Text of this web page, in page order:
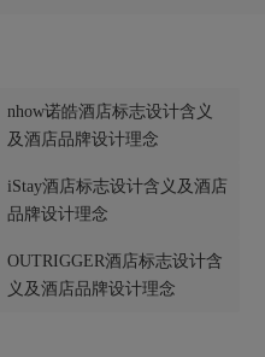
nhow诺皓酒店标志设计含义
及酒店品牌设计理念
iStay酒店标志设计含义及酒店
品牌设计理念
OUTRIGGER酒店标志设计含
义及酒店品牌设计理念